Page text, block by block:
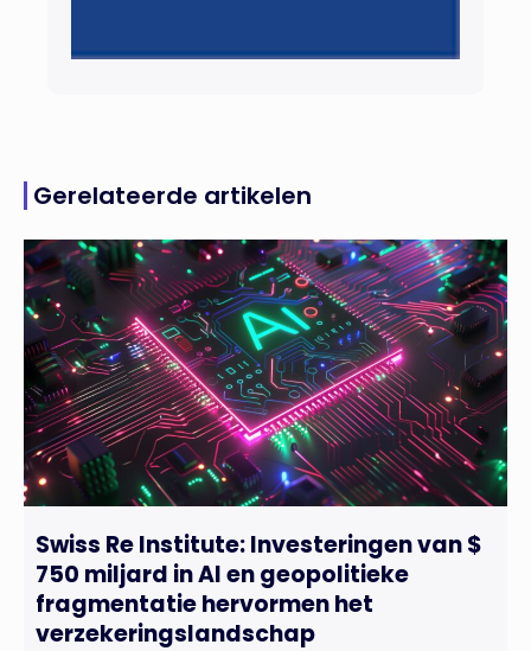
Gerelateerde artikelen
Swiss Re Institute: Investeringen van $
750 miljard in AI en geopolitieke
fragmentatie hervormen het
verzekeringslandschap